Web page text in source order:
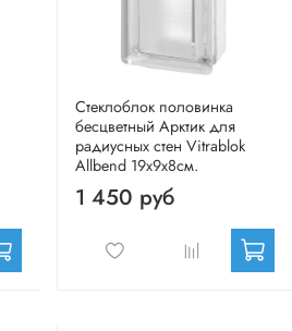
Стеклоблок половинка
бесцветный Арктик для
радиусных стен Vitrablok
Allbend 19х9х8см.
1 450 руб